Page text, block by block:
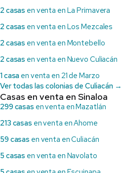
2 casas en venta en La Primavera
2 casas en venta en Los Mezcales
2 casas en venta en Montebello
2 casas en venta en Nuevo Culiacán
1 casa en venta en 21 de Marzo
Ver todas las colonias de Culiacán →
Casas en venta en Sinaloa
299 casas en venta en Mazatlán
213 casas en venta en Ahome
59 casas en venta en Culiacán
5 casas en venta en Navolato